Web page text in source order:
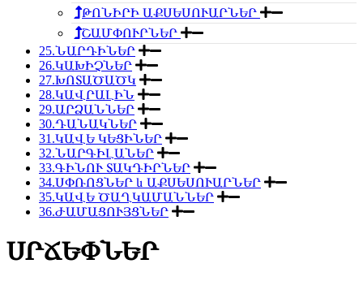
ԹՈՆԻՐԻ ԱՔՍԵՍՈՒԱՐՆԵՐ
ՇԱՄՓՈՒՐՆԵՐ
25.ՆԱՐԴԻՆԵՐ
26.ԿԱԽԻՉՆԵՐ
27.ԽՈՏԱԾԱԾԿ
28.ԿԱՎՐԱԼԻՆ
29.ԱՐՁԱՆՆԵՐ
30.ԴԱՆԱԿՆԵՐ
31.ԿԱՎԵ ԿԵՑԻՆԵՐ
32.ՆԱՐԳԻԼԱՆԵՐ
33.ԳԻՆՈՒ ՏԱԿԴԻՐՆԵՐ
34.ՍՓՌՈՑՆԵՐ և ԱՔՍԵՍՈՒԱՐՆԵՐ
35.ԿԱՎԵ ԾԱՂԿԱՄԱՆՆԵՐ
36.ԺԱՄԱՑՈՒՅՑՆԵՐ
ՍՐՃԵՓՆԵՐ